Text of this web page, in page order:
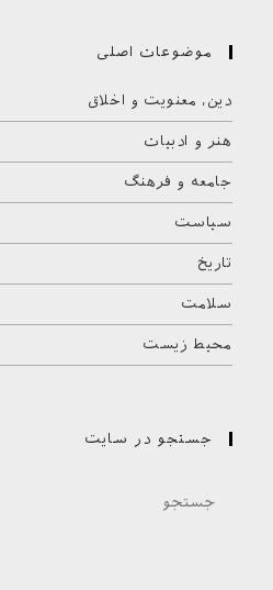
موضوعات اصلی
دین، معنویت و اخلاق
هنر و ادبیات
جامعه و فرهنگ
سیاست
تاریخ
سلامت
محیط زیست
جستجو در سایت